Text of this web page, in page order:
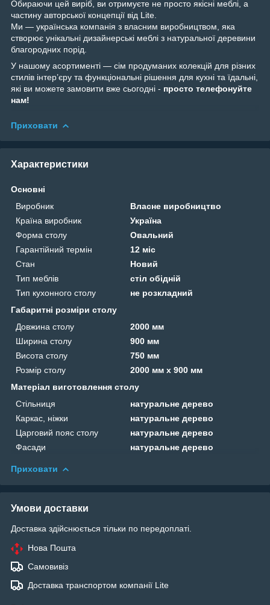
Обираючи цей виріб, ви отримуєте не просто якісні меблі, а
частину авторської концепції від Lite.
Ми — українська компанія з власним виробництвом, яка
створює унікальні дизайнерські меблі з натуральної деревини
благородних порід.
У нашому асортименті — сім продуманих колекцій для різних
стилів інтер’єру та функціональні рішення для кухні та їдальні,
які ви можете замовити вже сьогодні - просто телефонуйте
нам!
Приховати
Характеристики
Основні
Виробник
Власне виробництво
Країна виробник
Україна
Форма столу
Овальний
Гарантійний термін
12 міс
Стан
Новий
Тип меблів
стіл обідній
Тип кухонного столу
не розкладний
Габаритні розміри столу
Довжина столу
2000 мм
Ширина столу
900 мм
Висота столу
750 мм
Розмір столу
2000 мм х 900 мм
Матеріал виготовлення столу
Стільниця
натуральне дерево
Каркас, ніжки
натуральне дерево
Царговий пояс столу
натуральне дерево
Фасади
натуральне дерево
Приховати
Умови доставки
Доставка здійснюється тільки по передоплаті.
Нова Пошта
Самовивіз
Доставка транспортом компанії Lite